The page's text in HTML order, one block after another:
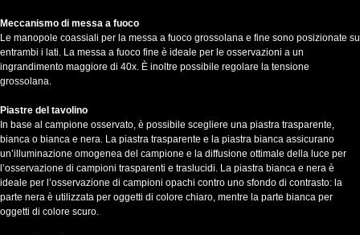
Meccanismo di messa a fuoco
Le manopole coassiali per la messa a fuoco grossolana e fine sono posizionate su
entrambi i lati. La messa a fuoco fine è ideale per le osservazioni a un
ingrandimento maggiore di 40x. È inoltre possibile regolare la tensione
grossolana.
Piastre del tavolino
In base al campione osservato, è possibile scegliere una piastra trasparente,
bianca o bianca e nera. La piastra trasparente e la piastra bianca assicurano
un’illuminazione omogenea del campione e la diffusione ottimale della luce per
l’osservazione di campioni trasparenti e traslucidi. La piastra bianca e nera è
ideale per l’osservazione di campioni opachi contro uno sfondo di contrasto: la
parte nera è utilizzata per oggetti di colore chiaro, mentre la parte bianca per
oggetti di colore scuro.